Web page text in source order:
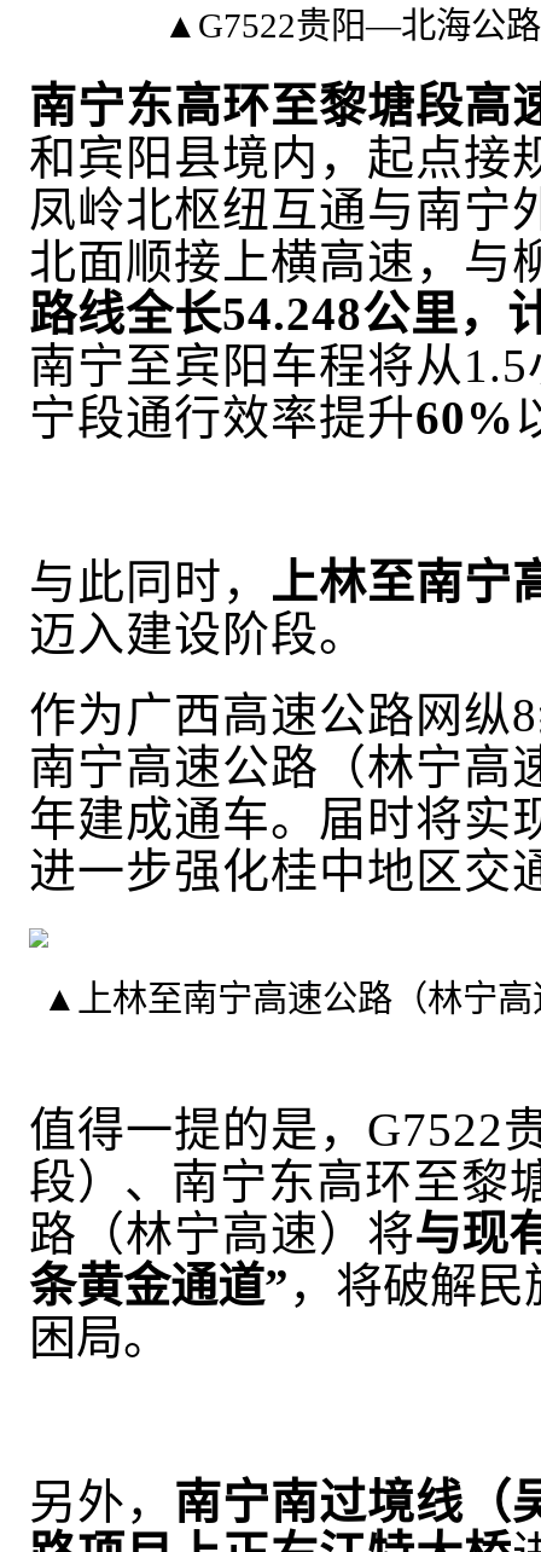
▲ G7522贵阳—北海公
南宁东高环至黎塘段高
和宾阳县境内，起点接
凤岭北枢纽互通与南宁
北面顺接上横高速，与
路线全长54.248公里，
南宁至宾阳车程将从
宁段通行效率提升60%
与此同时， 上林至南宁
迈入建设阶段。
作为广西高速公路网纵
南宁高速公路 （林宁
年建成通车。届时将实
进一步强化桂中地区交
▲ 上林至南宁高速公路（林宁
值得一提的是， G7522
段）、 南宁东高环至黎
路（林宁高速） 将与现
条黄金通道”，将破解
困局。
另外， 南宁南过境线（